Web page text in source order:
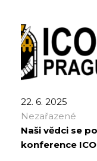
22. 6. 2025
Nezařazené
Naši vědci se
konference